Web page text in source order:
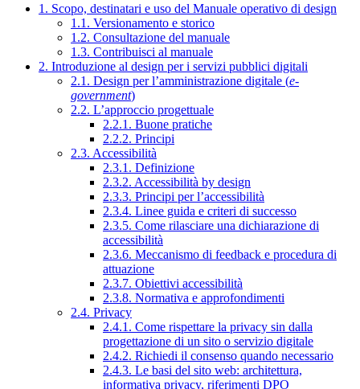
1. Scopo, destinatari e uso del Manuale operativo di design
1.1. Versionamento e storico
1.2. Consultazione del manuale
1.3. Contribuisci al manuale
2. Introduzione al design per i servizi pubblici digitali
2.1. Design per l’amministrazione digitale (e-
government)
2.2. L’approccio progettuale
2.2.1. Buone pratiche
2.2.2. Principi
2.3. Accessibilità
2.3.1. Definizione
2.3.2. Accessibilità by design
2.3.3. Principi per l’accessibilità
2.3.4. Linee guida e criteri di successo
2.3.5. Come rilasciare una dichiarazione di
accessibilità
2.3.6. Meccanismo di feedback e procedura di
attuazione
2.3.7. Obiettivi accessibilità
2.3.8. Normativa e approfondimenti
2.4. Privacy
2.4.1. Come rispettare la privacy sin dalla
progettazione di un sito o servizio digitale
2.4.2. Richiedi il consenso quando necessario
2.4.3. Le basi del sito web: architettura,
informativa privacy, riferimenti DPO